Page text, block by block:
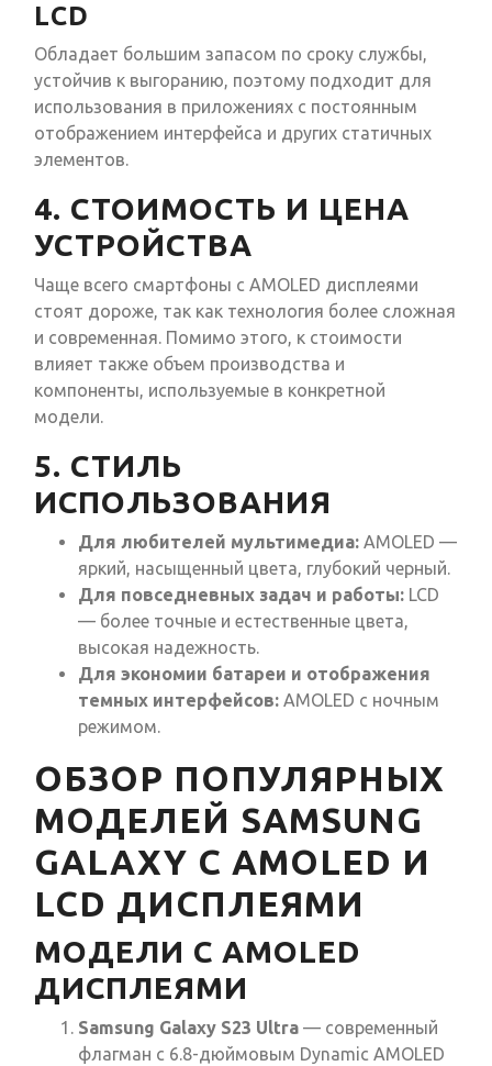
LCD
Обладает большим запасом по сроку службы,
устойчив к выгоранию, поэтому подходит для
использования в приложениях с постоянным
отображением интерфейса и других статичных
элементов.
4. СТОИМОСТЬ И ЦЕНА
УСТРОЙСТВА
Чаще всего смартфоны с AMOLED дисплеями
стоят дороже, так как технология более сложная
и современная. Помимо этого, к стоимости
влияет также объем производства и
компоненты, используемые в конкретной
модели.
5. СТИЛЬ
ИСПОЛЬЗОВАНИЯ
Для любителей мультимедиа: AMOLED —
яркий, насыщенный цвета, глубокий черный.
Для повседневных задач и работы: LCD
— более точные и естественные цвета,
высокая надежность.
Для экономии батареи и отображения
темных интерфейсов: AMOLED с ночным
режимом.
ОБЗОР ПОПУЛЯРНЫХ
МОДЕЛЕЙ SAMSUNG
GALAXY С AMOLED И
LCD ДИСПЛЕЯМИ
МОДЕЛИ С AMOLED
ДИСПЛЕЯМИ
Samsung Galaxy S23 Ultra — современный
флагман с 6.8-дюймовым Dynamic AMOLED